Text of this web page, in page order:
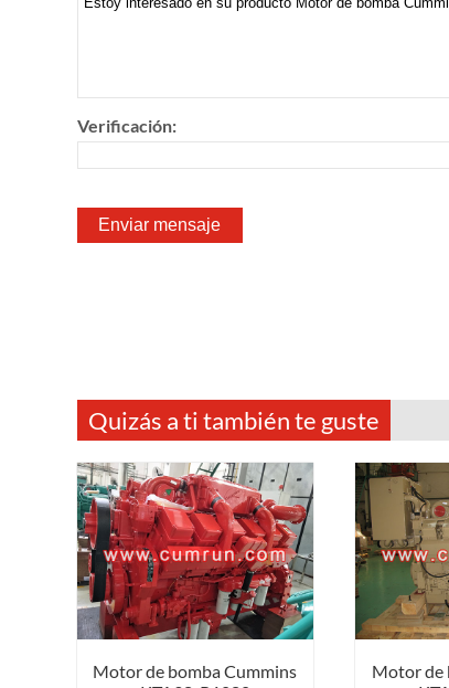
Verificación:
Quizás a ti también te guste
Motor de bomba Cummins
Motor de